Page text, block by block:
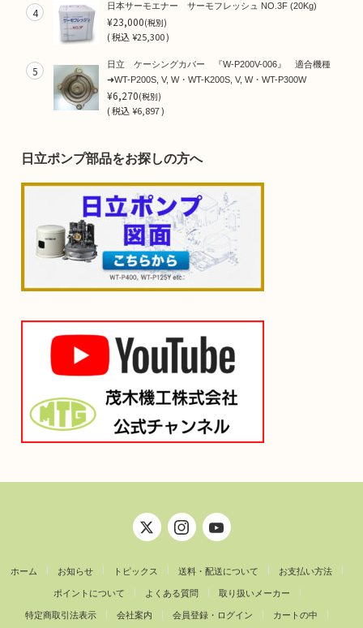
4 日本サーモエナー サーモフレッシュ NO.3F (20Kg)
¥23,000(税別)
(税込¥25,300 )
5
日立 ケーシングカバー 『W-P200V-006』 適合機種
➜WT-P200S, V, W・WT-K200S, V, W・WT-P300W
¥6,270(税別)
(税込¥6,897 )
日立ポンプ部品をお探しの方へ
ホーム お知らせ トピックス 送料・配送について お支払い方法
ポイントについて よくある質問 取り扱いメーカー
特定商取引法表示 会社案内 会員登録・ログイン カートの中